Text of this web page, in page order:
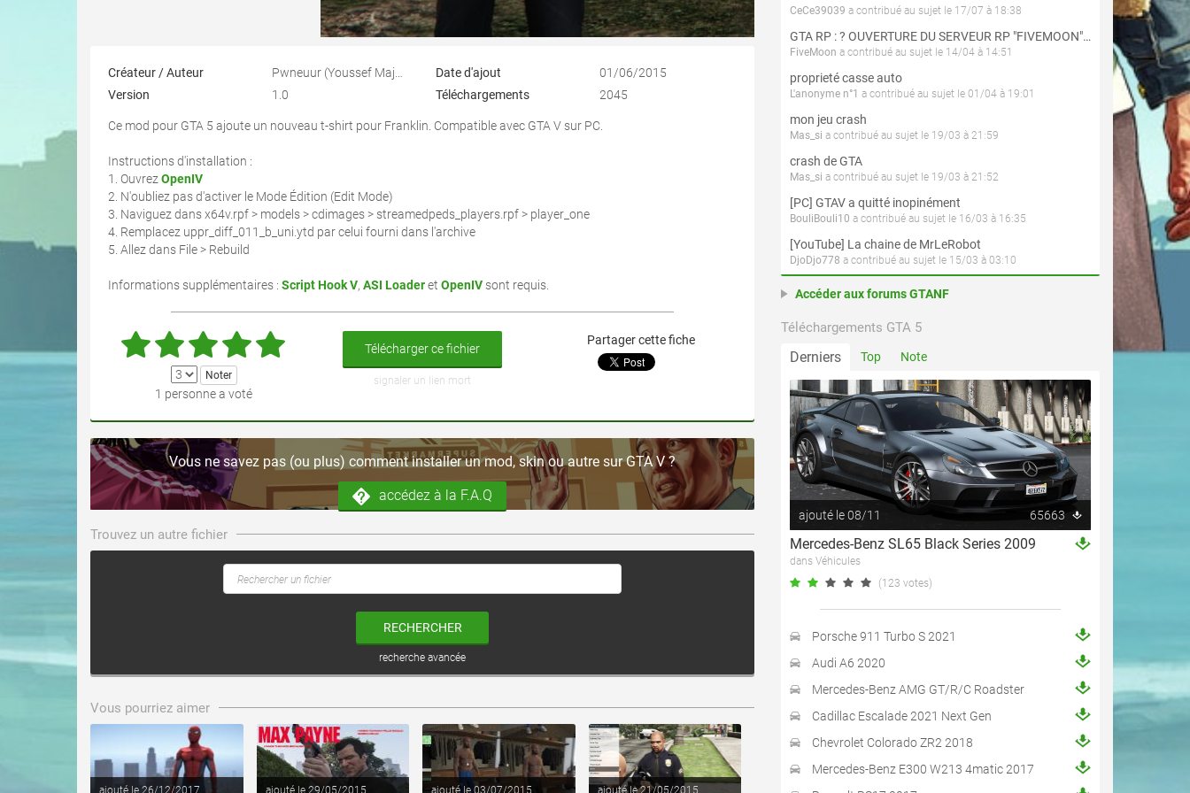
Créateur / Auteur Date d'ajout
01/06/2015
Version
1.0 Téléchargements 2045
Ce mod pour GTA 5 ajoute un nouveau t-shirt pour Franklin. Compatible avec GTA V sur PC.
Instructions d'installation :
1. Ouvrez OpenIV
2. N'oubliez pas d'activer le Mode Édition (Edit Mode)
3. Naviguez dans x64v.rpf > models > cdimages > streamedpeds_players.rpf > player_one
4. Remplacez uppr_diff_011_b_uni.ytd par celui fourni dans l'archive
5. Allez dans File > Rebuild
Informations supplémentaires : Script Hook V, ASI Loaderet OpenIV sont requis.
1 personne a voté
Télécharger ce fichier
signaler un lien mort
Partager cette fiche
Vous ne savez pas (ou plus) comment installer un mod, skin ou autre sur GTA V ?
accédez à la F.A.Q
Trouvez un autre fichier
RECHERCHER
recherche avancée
Vous pourriez aimer
CeCe39039 a contribué au sujet le 17/07 à 18:38
GTA RP : ? OUVERTURE DU SERVEUR RP "FIVEMOON"  ACCÈS LIBRE ?
FiveMoon a contribué au sujet le 14/04 à 14:51
proprieté casse auto
L'anonyme n°1 a contribué au sujet le 01/04 à 19:01
mon jeu crash
Mas_si a contribué au sujet le 19/03 à 21:59
crash de GTA
Mas_si a contribué au sujet le 19/03 à 21:52
[PC] GTAV a quitté inopinément
BouliBouli10 a contribué au sujet le 16/03 à 16:35
[YouTube] La chaine de MrLeRobot
DjoDjo778 a contribué au sujet le 15/03 à 03:10
Accéder aux forums GTANF
Téléchargements GTA 5
Derniers Top Note
ajouté le 08/11 65663
Mercedes-Benz SL65 Black Series 2009
dans Véhicules
(123 votes)
Porsche 911 Turbo S 2021
Audi A6 2020
Mercedes-Benz AMG GT/R/C Roadster
Cadillac Escalade 2021 Next Gen
Chevrolet Colorado ZR2 2018
Mercedes-Benz E300 W213 4matic 2017